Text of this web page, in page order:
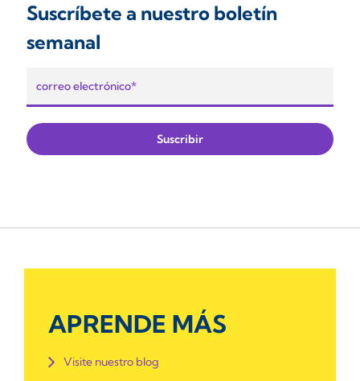
Suscríbete a nuestro boletín
semanal
APRENDE MÁS
Visite nuestro blog